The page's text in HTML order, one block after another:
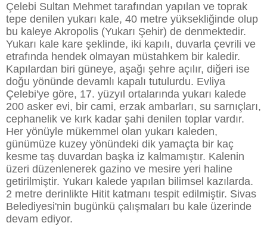
Çelebi Sultan Mehmet tarafından yapılan ve toprak
tepe denilen yukarı kale, 40 metre yüksekliğinde olup
bu kaleye Akropolis (Yukarı Şehir) de denmektedir.
Yukarı kale kare şeklinde, iki kapılı, duvarla çevrili ve
etrafında hendek olmayan müstahkem bir kaledir.
Kapılardan biri güneye, aşağı şehre açılır, diğeri ise
doğu yönünde devamlı kapalı tutulurdu. Evliya
Çelebi'ye göre, 17. yüzyıl ortalarında yukarı kalede
200 asker evi, bir cami, erzak ambarları, su sarnıçları,
cephanelik ve kırk kadar şahi denilen toplar vardır.
Her yönüyle mükemmel olan yukarı kaleden,
günümüze kuzey yönündeki dik yamaçta bir kaç
kesme taş duvardan başka iz kalmamıştır. Kalenin
üzeri düzenlenerek gazino ve mesire yeri haline
getirilmiştir. Yukarı kalede yapılan bilimsel kazılarda.
2 metre derinlikte Hitit katmanı tespit edilmiştir. Sivas
Belediyesi'nin bugünkü çalışmaları bu kale üzerinde
devam ediyor.